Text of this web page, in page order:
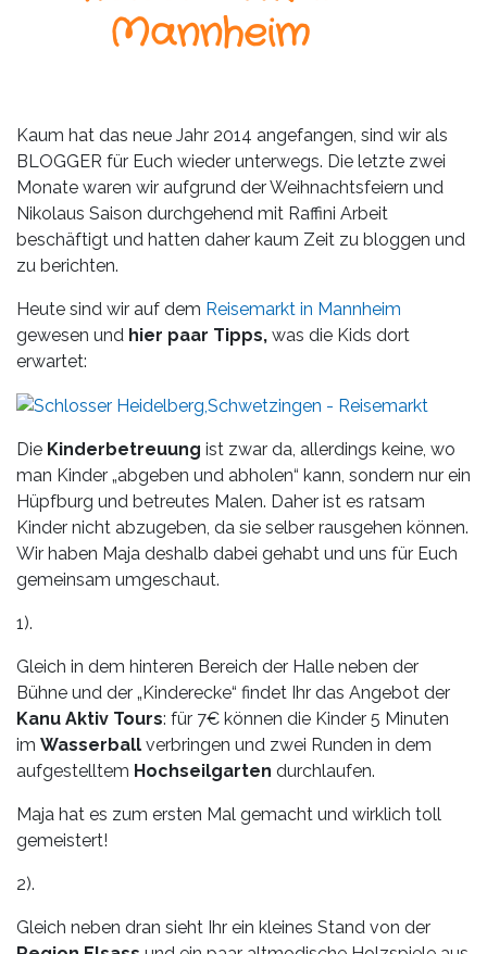
Fotos,
Events
Videos
Referenzen
Blog
Jobs
Mannheim
Kaum hat das neue Jahr 2014 angefangen, sind wir als
BLOGGER für Euch wieder unterwegs. Die letzte zwei
Monate waren wir aufgrund der Weihnachtsfeiern und
Nikolaus Saison durchgehend mit Raffini Arbeit
beschäftigt und hatten daher kaum Zeit zu bloggen und
zu berichten.
Heute sind wir auf dem Reisemarkt in Mannheim
gewesen und hier paar Tipps, was die Kids dort
erwartet:
Die Kinderbetreuung ist zwar da, allerdings keine, wo
man Kinder „abgeben und abholen“ kann, sondern nur ein
Hüpfburg und betreutes Malen. Daher ist es ratsam
Kinder nicht abzugeben, da sie selber rausgehen können.
Wir haben Maja deshalb dabei gehabt und uns für Euch
gemeinsam umgeschaut.
1).
Gleich in dem hinteren Bereich der Halle neben der
Bühne und der „Kinderecke“ findet Ihr das Angebot der
Kanu Aktiv Tours: für 7€ können die Kinder 5 Minuten
im Wasserball verbringen und zwei Runden in dem
aufgestelltem Hochseilgarten durchlaufen.
Maja hat es zum ersten Mal gemacht und wirklich toll
gemeistert!
2).
Gleich neben dran sieht Ihr ein kleines Stand von der